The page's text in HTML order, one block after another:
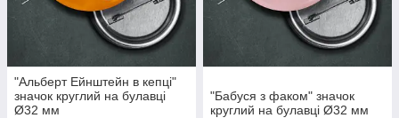
"Альберт Ейнштейн в кепці"
значок круглий на булавці
Ø32 мм
"Бабуся з факом" значок
круглий на булавці Ø32 мм